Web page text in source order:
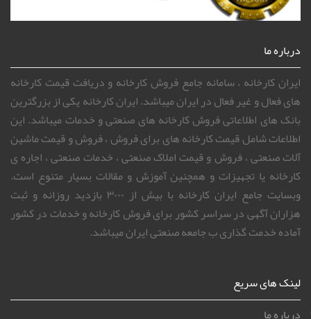
درباره ما
ایران کارخانه ، سامانه جامع فروش کارخانه و دریافت قیمت کارخانه
های فعال و غیر فعال در ایران میباشد. ایران کارخانه یکی از بزرگترین
بانک های اطلاعاتی فروش کارخانه های صنعتی و خدمات میباشد. این
اطلاعات شامل قیمت کارخانه های برای فروش ، فروش و قیمت ماشین
آلات صنعتی ، فروش و قیمت املاک صنعتی ، خدمات صنعتی ، اجاره ی
کارخانه یا تجهیزات و همچنین آموزش و مقالات بسیار متنوع است.
وبسایت جامع ایران کارخانه با بیش از ۳۰۰۰ بازدید روزانه و ثبت
هزاران آگهی در سراسر کشور برای فروش کارخانه و خدمات در کشور
آماده خدمت گذاری ب جامعه صنعتی ایران میباشد.
لینک های سریع